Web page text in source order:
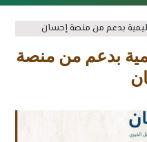
بدعم من منصة إحسان
بدعم من منصة